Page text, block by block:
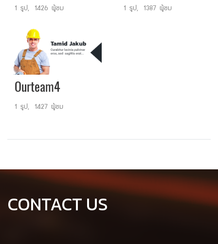
1 รูป, 1426 ผู้ชม 1 รูป, 1387 ผู้ชม
Ourteam4
1 รูป, 1427 ผู้ชม
CONTACT US